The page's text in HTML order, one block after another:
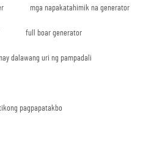
mga napakatahimik na generator
full boar generator
dalawang uri ng pampadali
pagpapatakbo